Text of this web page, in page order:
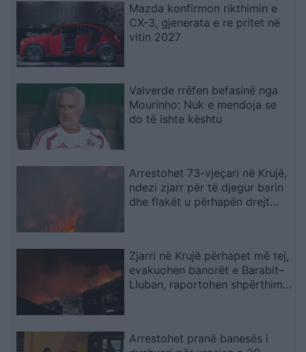
Mazda konfirmon rikthimin e
CX-3, gjenerata e re pritet në
vitin 2027
Valverde rrëfen befasinë nga
Mourinho: Nuk e mendoja se
do të ishte kështu
Arrestohet 73-vjeçari në Krujë,
ndezi zjarr për të djegur barin
dhe flakët u përhapën drejt
Zjarri në Krujë përhapet më tej,
evakuohen banorët e Barabit–
Lluban, raportohen shpërthime
Arrestohet pranë banesës i